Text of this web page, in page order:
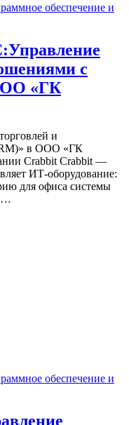
обеспечение и
с
«ГК
и
в ООО «ГК
Crabbit Crabbit —
ИТ-оборудование:
для офиса системы
обеспечение и